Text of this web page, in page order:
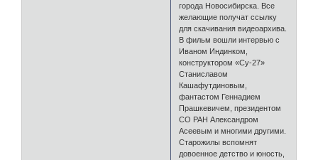
города Новосибирска. Все
желающие получат ссылку
для скачивания видеоархива.
В фильм вошли интервью с
Иваном Индинком,
конструктором «Су-27»
Станиславом
Кашафутдиновым,
фантастом Геннадием
Прашкевичем, президентом
СО РАН Александром
Асеевым и многими другими.
Старожилы вспомнят
довоенное детство и юность,